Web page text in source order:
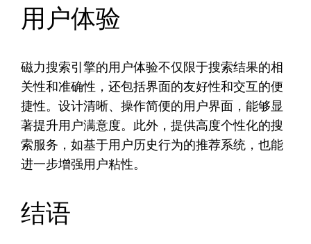
用户体验
磁力搜索引擎的用户体验不仅限于搜索结果的相
关性和准确性，还包括界面的友好性和交互的便
捷性。设计清晰、操作简便的用户界面，能够显
著提升用户满意度。此外，提供高度个性化的搜
索服务，如基于用户历史行为的推荐系统，也能
进一步增强用户粘性。
结语